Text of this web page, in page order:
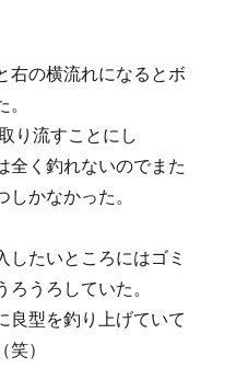
右の横流れになるとボ
り流すことにし
全く釣れないのでまた
かなかった。
したいところにはゴミ
うろしていた。
良型を釣り上げていて
）